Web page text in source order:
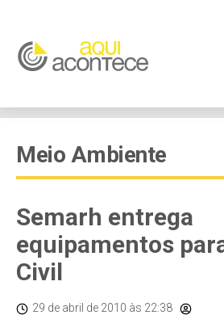
Meio Ambiente
Semarh entrega
equipamentos
Civil
29 de abril de 2010 às 22:38